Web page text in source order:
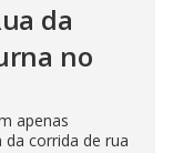
da
no
apenas
corrida de rua